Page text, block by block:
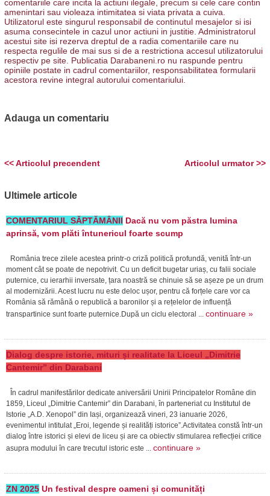
comentariile care incita la actiuni ilegale, precum si cele care contin
amenintari sau violeaza intimitatea si viata privata a cuiva.
Utilizatorul este singurul responsabil de continutul mesajelor si isi
asuma consecintele in cazul unor actiuni in justitie. Administratorul
acestui site isi rezerva dreptul de a radia comentariile care nu
respecta regulile de mai sus si de a restrictiona accesul utilizatorului
respectiv pe site. Publicatia Darabaneni.ro nu raspunde pentru
opiniile postate in cadrul comentariilor, responsabilitatea formularii
acestora revine integral autorului comentariului.
Adauga un comentariu
Articolul urmator >>
<< Articolul precendent
Ultimele articole
COMENTARIUL SĂPTĂMÂNII Dacă nu vom păstra lumina
aprinsă, vom plăti întunericul foarte scump
România trece zilele acestea printr-o criză politică profundă, venită într-un
moment cât se poate de nepotrivit. Cu un deficit bugetar uriaș, cu falii sociale
puternice, cu ierarhii inversate, țara noastră se chinuie să se așeze pe un drum
al modernizării. Acest lucru nu este deloc ușor, pentru că forțele care vor ca
România să rămână o republică a baronilor și a rețelelor de influență
transpartinice sunt foarte puternice.După un ciclu electoral ... continuare »
Dialog despre istorie, mituri și realitate la Liceul „Dimitrie
Cantemir” din Darabani
În cadrul manifestărilor dedicate aniversării Unirii Principatelor Române din
1859, Liceul „Dimitrie Cantemir” din Darabani, în parteneriat cu Institutul de
Istorie „A.D. Xenopol” din Iași, organizează vineri, 23 ianuarie 2026,
evenimentul intitulat „Eroi, legende și realități istorice”.Activitatea constă într-un
dialog între istorici și elevi de liceu și are ca obiectiv stimularea reflecției critice
asupra modului în care trecutul istoric este ... continuare »
ZN 2025Un festival despre oameni și comunități